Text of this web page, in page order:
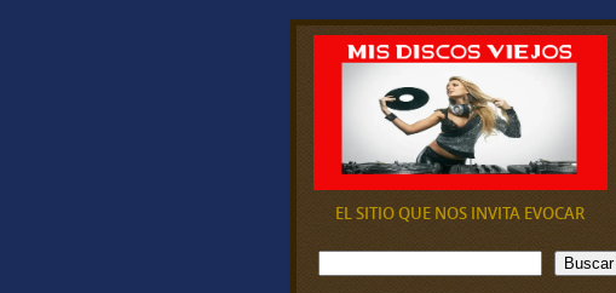
EL SITIO QUE NOS INVITA EVOCAR
B
u
Buscar